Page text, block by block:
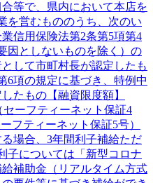
等で、県内において本店を
を営むもののうち、次のい
信用保険法第2条第5項第4
因としないものを除く）の
して市町村長が認定したも
項の規定に基づき、特例中
たもの【融資限度額】
ーフティーネット保証4
フティーネット保証5号）
場合、3年間利子補給ただ
子については「新型コロナ
補助金（リアルタイム方式